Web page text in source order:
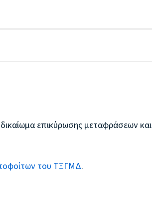
επικύρωσης μεταφράσεων και
του ΤΞΓΜΔ.